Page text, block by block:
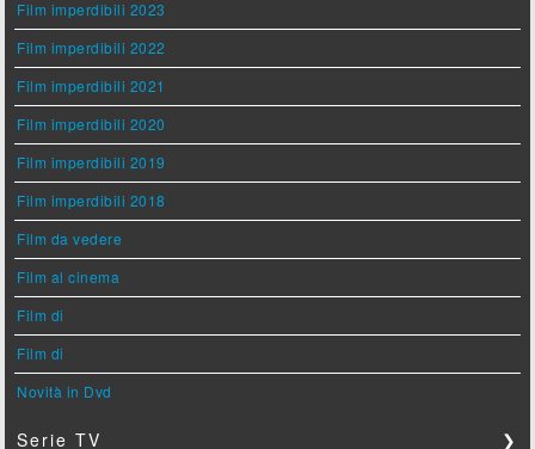
Film imperdibili 2023
Film imperdibili 2022
Film imperdibili 2021
Film imperdibili 2020
Film imperdibili 2019
Film imperdibili 2018
Film da vedere
Film al cinema
Film di
Film di
Novità in Dvd
Serie TV ❯